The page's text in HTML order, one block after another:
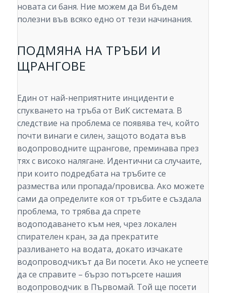
новата си баня. Ние можем да Ви бъдем
полезни във всяко едно от тези начинания.
ПОДМЯНА НА ТРЪБИ И
ЩРАНГОВЕ
Един от най-неприятните инциденти е
спукването на тръба от ВиК системата. В
следствие на проблема се появява теч, който
почти винаги е силен, защото водата във
водопроводните щрангове, преминава през
тях с високо налягане. Идентични са случаите,
при които подредбата на тръбите се
размества или пропада/провисва. Ако можете
сами да определите коя от тръбите е създала
проблема, то трябва да спрете
водоподаването към нея, чрез локален
спирателен кран, за да прекратите
разливането на водата, докато изчакате
водопроводчикът да Ви посети. Ако не успеете
да се справите – бързо потърсете нашия
водопроводчик в Първомай. Той ще посети